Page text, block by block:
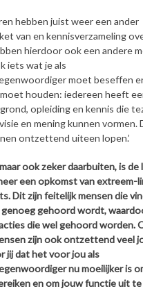
hebben juist weer een ander
van en kennisverzameling
hierdoor ook een andere
iets wat je als
moet beseffen
houden: iedereen heeft
opleiding en kennis die
en mening kunnen vormen.
ontzettend uiteen lopen.’
ook zeker daarbuiten, is de
een opkomst van extreem-
Dit zijn feitelijk mensen die
gehoord wordt,
die wel gehoord worden.
zijn ook ontzettend veel
jij dat het voor jou als
nu moeilijker is
en om jouw functie uit te